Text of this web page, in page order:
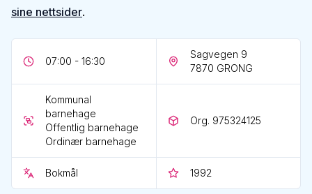
sine nettsider.
07:00 - 16:30
Sagvegen 9
7870 GRONG
Kommunal
barnehage
Offentlig barnehage
Ordinær barnehage
Org. 975324125
Bokmål 1992